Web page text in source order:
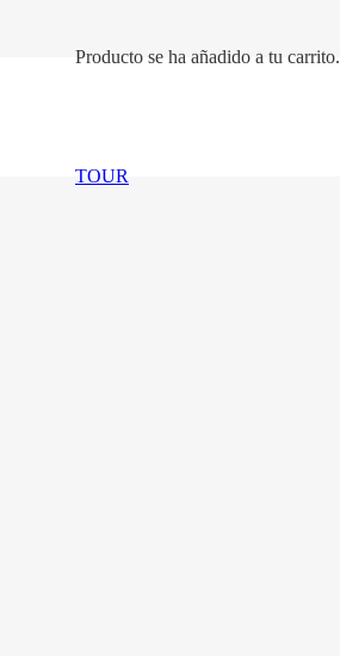
Producto se ha añadido a tu carrito.
TOUR